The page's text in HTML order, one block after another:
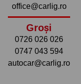
office@carlig.ro
Groși
0726 026 026
0747 043 594
autocar@carlig.ro